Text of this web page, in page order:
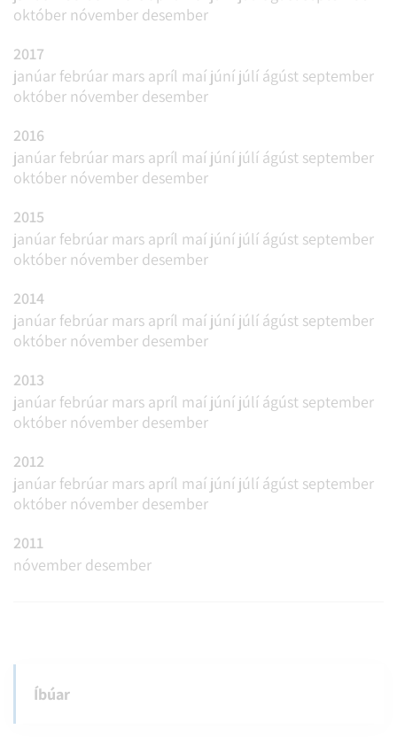
október nóvember desember
2017
janúar febrúar mars apríl maí júní júlí ágúst september
október nóvember desember
2016
janúar febrúar mars apríl maí júní júlí ágúst september
október nóvember desember
2015
janúar febrúar mars apríl maí júní júlí ágúst september
október nóvember desember
2014
janúar febrúar mars apríl maí júní júlí ágúst september
október nóvember desember
2013
janúar febrúar mars apríl maí júní júlí ágúst september
október nóvember desember
2012
janúar febrúar mars apríl maí júní júlí ágúst september
október nóvember desember
2011
nóvember desember
Íbúar